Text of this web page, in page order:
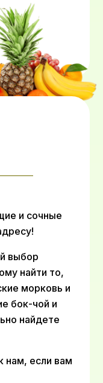
и сочные
выбор
найти то,
морковь и
бок-чой и
найдете
нам, если вам